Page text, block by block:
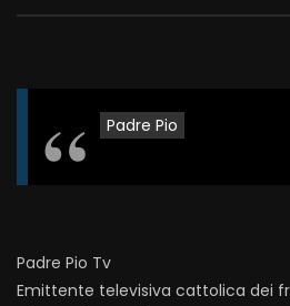
Padre Pio
Padre Pio Tv
Emittente televisiva cattolica dei